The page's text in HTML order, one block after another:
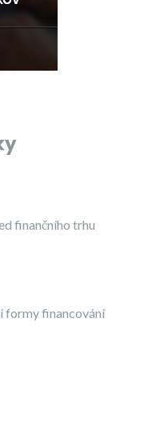
finančního trhu
formy financování